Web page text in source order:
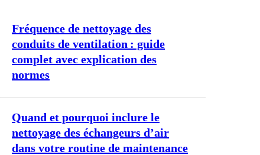
Fréquence de nettoyage des
conduits de ventilation : guide
complet avec explication des
normes
Quand et pourquoi inclure le
nettoyage des échangeurs d’air
dans votre routine de maintenance